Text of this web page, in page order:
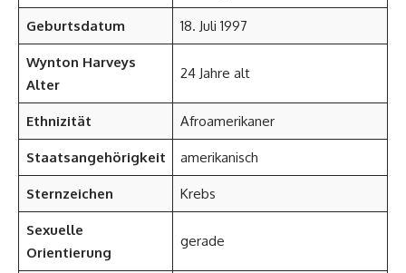
Geburtsdatum 18. Juli 1997
Wynton Harveys
Alter
24 Jahre alt
Ethnizität Afroamerikaner
Staatsangehörigkeit amerikanisch
Sternzeichen Krebs
Sexuelle
Orientierung
gerade